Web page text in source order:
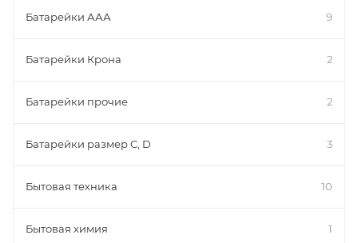
Батарейки ААА 9
Батарейки Крона 2
Батарейки прочие 2
Батарейки размер C, D 3
Бытовая техника 10
Бытовая химия 1